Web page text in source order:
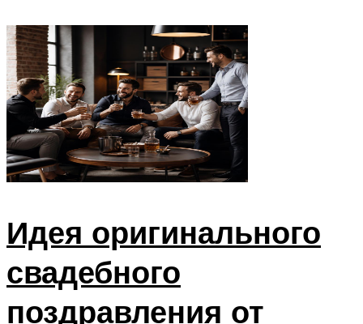
Идея оригинального
свадебного
поздравления от